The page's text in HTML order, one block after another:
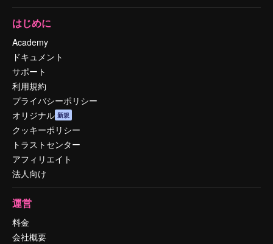
はじめに
Academy
ドキュメント
サポート
利用規約
プライバシーポリシー
オリジナル 新規
クッキーポリシー
トラストセンター
アフィリエイト
法人向け
運営
料金
会社概要